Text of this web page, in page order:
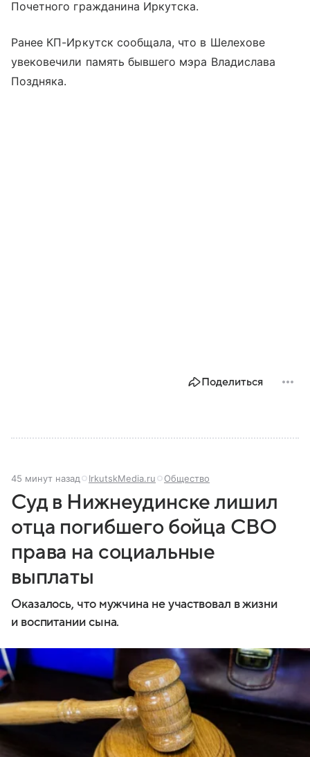
Почетного гражданина Иркутска.
Ранее КП-Иркутск сообщала, что в Шелехове
увековечили память бывшего мэра Владислава
Поздняка.
Поделиться
45 минут назад IrkutskMedia.ru Общество
Суд в Нижнеудинске лишил
отца погибшего бойца СВО
права на социальные
выплаты
Оказалось, что мужчина не участвовал в жизни
и воспитании сына.